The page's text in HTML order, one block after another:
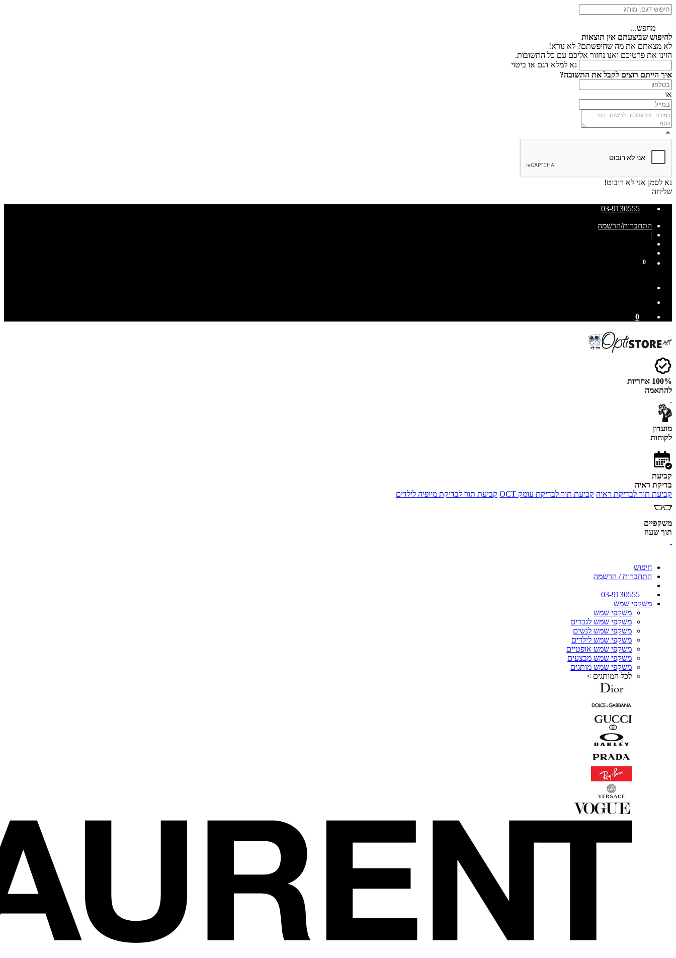
מחפש...
לחיפוש שביצעתם אין תוצאות
לא מצאתם את מה שחיפשתם? לא נורא!
הזינו את פרטיכם ואנו נחזור אליכם עם כל התשובות.
נא למלא דגם או ביטוי
איך הייתם רוצים לקבל את התשובה?
או
*
נא לסמן אני לא רובוט!
שליחה
03-9130555
התחברות/הרשמה
|
0
0
100% אחריות
להתאמה
מועדון
לקוחות
קביעת
בדיקת ראיה
קביעת תור לבדיקת ראיה קביעת תור לבדיקת עומק OCT קביעת תור לבדיקת מיופיה לילדים
משקפיים
תוך שעה
חיפוש
התחברות / הרשמה
משקפי שמש
משקפי שמש
משקפי שמש לגברים
משקפי שמש לנשים
משקפי שמש לילדים
משקפי שמש אופטיים
משקפי שמש מבצעים
משקפי שמש מותגים
לכל המותגים >